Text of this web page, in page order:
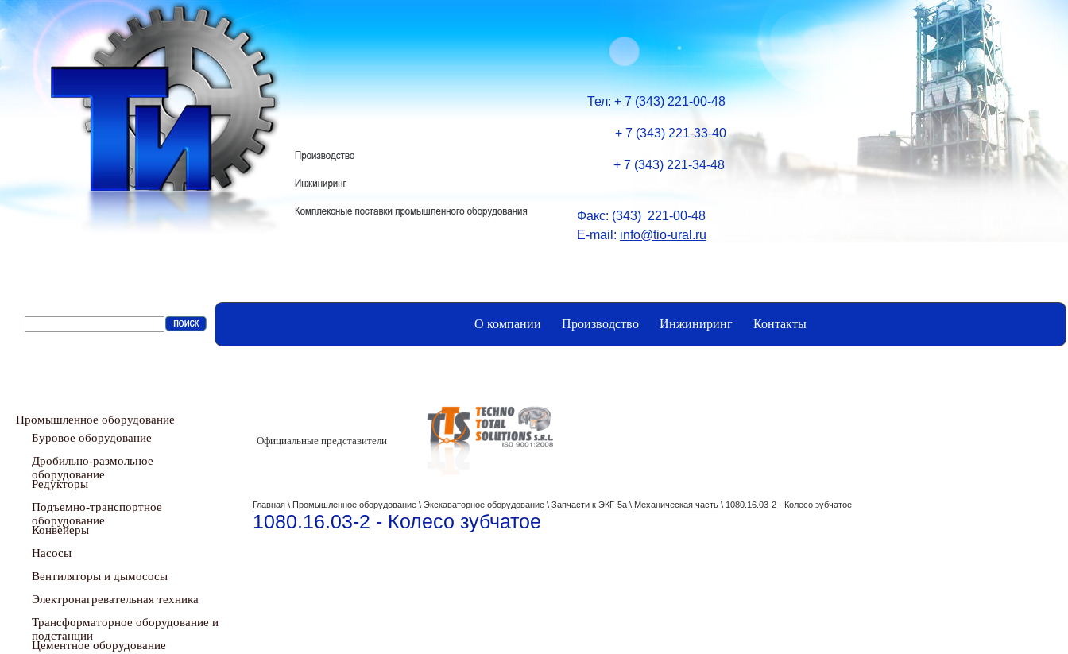
Тел: + 7 (343) 221-00-48
+ 7 (343) 221-33-40
+ 7 (343) 221-34-48
Факс: (343) 221-00-48
E-mail: info@tio-ural.ru
О компании Производство Инжиниринг Контакты
Промышленное оборудование
Буровое оборудование
Дробильно-размольное
Редукторы
Подъемно-транспортное
Конвейеры
Насосы
Вентиляторы и дымососы
Электронагревательная техника
Трансформаторное оборудование и
Цементное оборудование
Официальные представители
Главная \ Промышленное оборудование \ Экскаваторное оборудование \ Запчасти к ЭКГ-5a \ Механическая часть \ 1080.16.03-2 - Колесо зубчатое
1080.16.03-2 - Колесо зубчатое